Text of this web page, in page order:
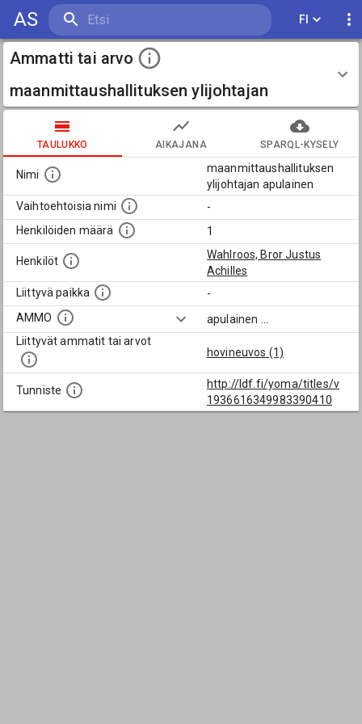
AS FI
Ammatti tai arvo
maanmittaushallituksen ylijohtajan
apulainen
TAULUKKO AIKAJANA SPARQL-KYSELY
Nimi
maanmittaushallituksen
ylijohtajan apulainen
Vaihtoehtoisia nimi
-
Henkilöiden määrä
1
Henkilöt
Wahlroos, Bror Justus
Achilles
Liittyvä paikka
-
AMMO
apulainen
Liittyvät ammatit tai arvot
hovineuvos (1)
Tunniste
http://ldf.fi/yoma/titles/v
1936616349983390410